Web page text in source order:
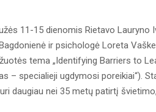
11-15 dienomis Rietavo
ir psichologė Loreta
tema „Identifying Barriers to
– specialieji ugdymosi poreikiai“).
daugiau nei 35 metų patirtį